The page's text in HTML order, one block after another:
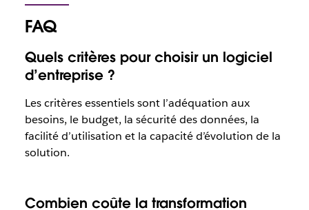
FAQ
Quels critères pour choisir un logiciel
d’entreprise ?
Les critères essentiels sont l’adéquation aux
besoins, le budget, la sécurité des données, la
facilité d’utilisation et la capacité d’évolution de la
solution.
Combien coûte la transformation